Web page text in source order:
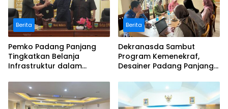
Berita
Pemko Padang Panjang
Tingkatkan Belanja
Infrastruktur dalam
Berita
Dekranasda Sambut
Program Kemenekraf,
Desainer Padang Panjang
Kompetensi